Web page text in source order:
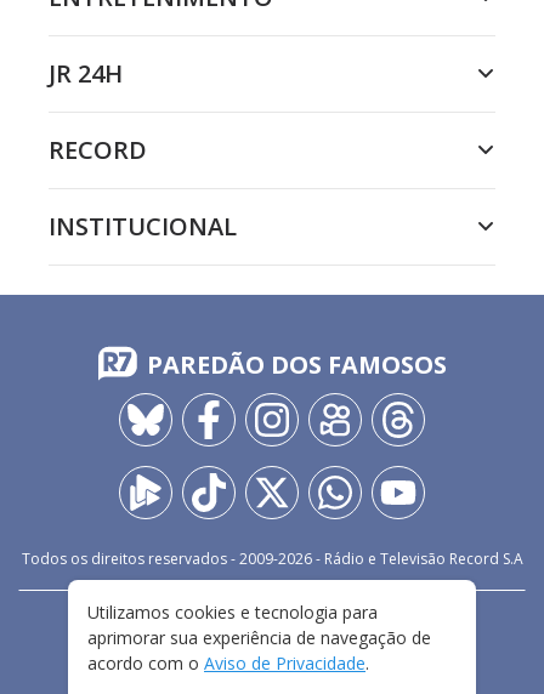
JR 24H
RECORD
INSTITUCIONAL
PAREDÃO DOS FAMOSOS
Todos os direitos reservados - 2009-2026- Rádio e Televisão Record S.A
FALE CONOSCO
PRIVACIDADE
TERMOS E CONDIÇÕES DE USO
Utilizamos cookies e tecnologia para
aprimorar sua experiência de navegação de
acordo com o Aviso de Privacidade.